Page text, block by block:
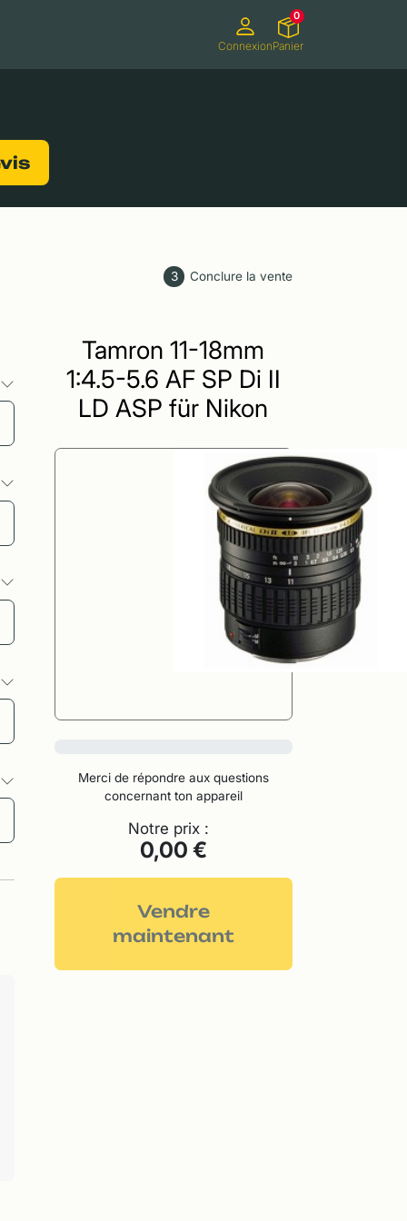
ConnexionPanier
0
3 Conclure la vente
Tamron 11-18mm
1:4.5-5.6 AF SP Di II
LD ASP für Nikon
Merci de répondre aux questions
concernant ton appareil
Notre prix :
0,00 €
Vendre
maintenant